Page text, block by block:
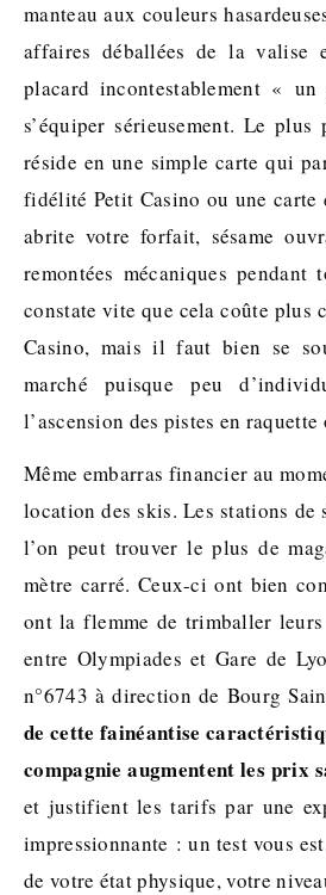
manteau aux couleurs
affaires déballées de la valise
placard incontestablement «
s’équiper sérieusement. Le plus
réside en une simple carte qui
fidélité Petit Casino ou une carte
abrite votre forfait, sésame
remontées mécaniques pendant
constate vite que cela coûte plus
Casino, mais il faut bien se
marché puisque peu
l’ascension des pistes en
Même embarras financier au
location des skis. Les stations
l’on peut trouver le plus de
mètre carré. Ceux-ci ont bien
ont la flemme de trimballer
entre Olympiades et Gare de
n°6743 à direction de Bourg
de cette fainéantise
compagnie augmentent les prix
et justifient les tarifs par une
impressionnante : un test vous
de votre état physique, votre